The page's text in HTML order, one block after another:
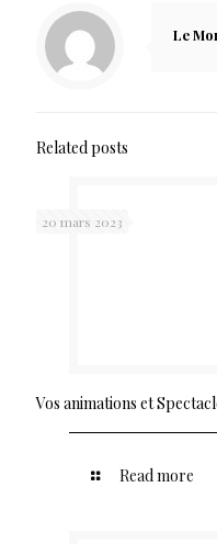
Le
Related posts
20 mars 2023
Vos animations et
Read more